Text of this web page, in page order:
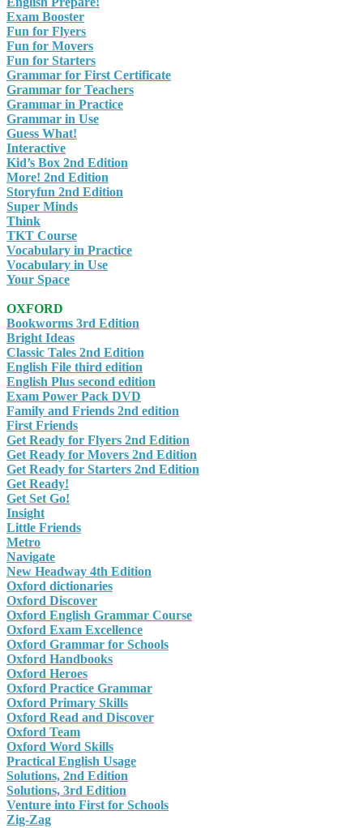
Exam Booster
Fun for Flyers
Fun for Movers
Fun for Starters
Grammar for First Certificate
Grammar for Teachers
Grammar in Practice
Grammar in Use
Guess What!
Interactive
Kid’s Box 2nd Edition
More! 2nd Edition
Storyfun 2nd Edition
Super Minds
Think
TKT Course
Vocabulary in Practice
Vocabulary in Use
Your Space
OXFORD
Bookworms 3rd Edition
Bright Ideas
Classic Tales 2nd Edition
English File third edition
English Plus second edition
Exam Power Pack DVD
Family and Friends 2nd edition
First Friends
Get Ready for Flyers 2nd Edition
Get Ready for Movers 2nd Edition
Get Ready for Starters 2nd Edition
Get Ready!
Get Set Go!
Insight
Little Friends
Metro
Navigate
New Headway 4th Edition
Oxford dictionaries
Oxford Discover
Oxford English Grammar Course
Oxford Exam Excellence
Oxford Grammar for Schools
Oxford Handbooks
Oxford Heroes
Oxford Practice Grammar
Oxford Primary Skills
Oxford Read and Discover
Oxford Team
Oxford Word Skills
Practical English Usage
Solutions, 2nd Edition
Solutions, 3rd Edition
Venture into First for Schools
Zig-Zag